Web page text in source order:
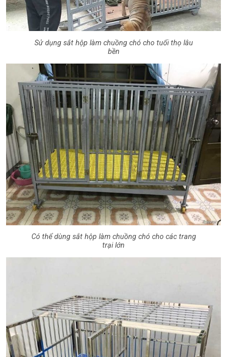
Sử dụng sắt hộp làm chuồng chó cho tuổi thọ lâu
bền
Có thể dùng sắt hộp làm chuồng chó cho các trang
trại lớn